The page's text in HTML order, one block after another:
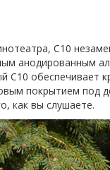
C10
анодированным
обеспечивает
покрытием под
как вы слушаете.